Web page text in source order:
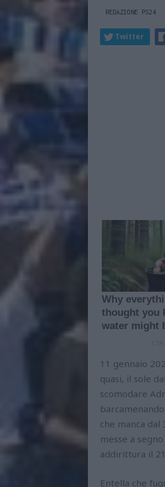
REDAZIONE PS24
Twitter
11 gennaio
quasi, il sole
scomodare
che manca
messe a
addirittura il
Entella che